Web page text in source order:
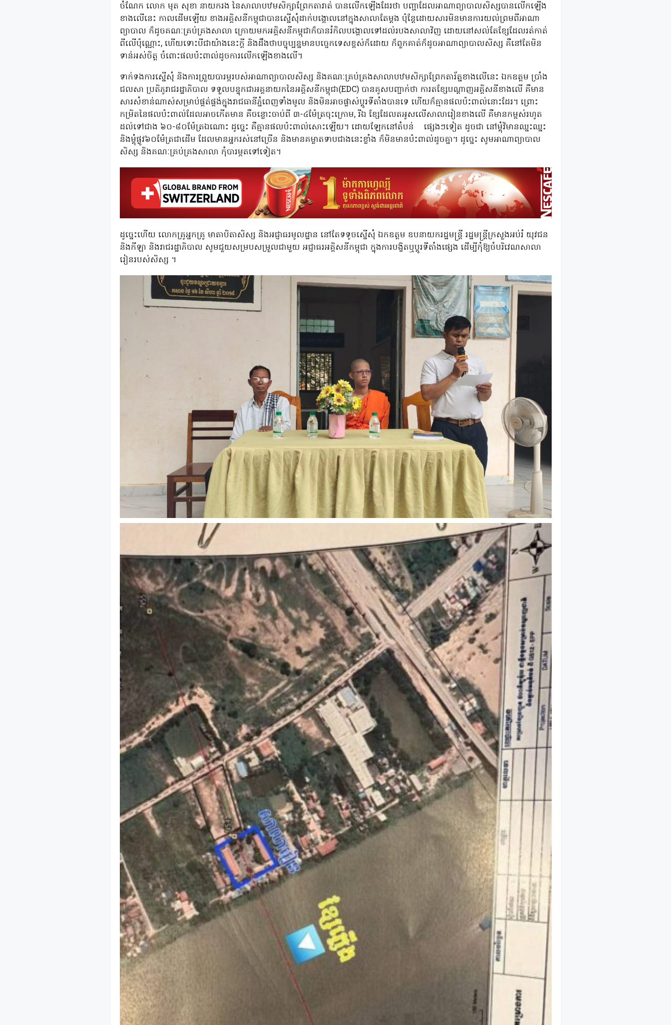
ចំណែក លោក មុត សុខា នាយករង នៃសាលាបឋមសិក្សាព្រែកតារាត់ បានលើកឡើងដែរថា បញ្ហាដែលអាណាព្យាបាលសិស្សបានលើកឡើង
ខាងលើនេះ កាលដើមឡើយ ខាងអគ្គិសនីកម្ពុជាបានស្នើសុំដាក់បង្គោលនៅក្នុងសាលាតែម្តង ប៉ុន្តែដោយសារមិនមានការយល់ព្រមពីអាណា
ព្យាបាល ក៏ដូចគណៈគ្រប់គ្រងសាលា ក្រោយមកអគ្គិសនីកម្ពុជាក៏បានរំកិលបង្គោលទៅដល់របងសាលាវិញ ដោយនៅសល់តែខ្សែដែលរត់កាត់
ពីលើប៉ុណ្ណោះ, ហើយទោះបីជាយ៉ាងនេះក្តី និងដឹងថាបច្ចុប្បន្នមានបច្ចេកទេសខ្ពស់ក៏ដោយ ក៏ពួកគាត់ក៏ដូចអាណាព្យាបាលសិស្ស គឺនៅតែមិន
ទាន់អស់ចិត្ត ចំពោះផលប៉ះពាល់ដូចការលើកឡើងខាងលើ។
ទាក់ទងការស្នើសុំ និងការព្រួយបារម្ភរបស់អាណាព្យាបាលសិស្ស និងគណៈគ្រប់គ្រងសាលាបឋមសិក្សាព្រែកតារ័ត្នខាងលើនេះ ឯកឧត្តម ប្រាំង
ជលសា ប្រតិភូរាជរដ្ឋាភិបាល ទទួលបន្ទុកជាអគ្គនាយកនៃអគ្គិសនីកម្ពុជា(EDC) បានគូសបញ្ជាក់ថា ការតខ្សែបណ្តាញអគ្គិសនីខាងលើ គឺមាន
សារសំខាន់ណាស់សម្រាប់ផ្គត់ផ្គង់ក្នុងរាជធានីភ្នំពេញទាំងមូល និងមិនអាចផ្លាស់ប្តូរទីតាំងបានទេ ហើយក៏គ្មានផលប៉ះពាល់នោះដែរ។ ព្រោះ
កម្រិតនៃផលប៉ះពាល់ដែលអាចកើតមាន គឺចន្លោះចាប់ពី ៣-៤ម៉ែត្រចុះក្រោម, រីឯ ខ្សែដែលតអូសលើសាលារៀនខាងលើ គឺមានកម្ពស់រហូត
ដល់ទៅជាង ៦០-៨០ម៉ែត្រឯណោះ ដូច្នេះ គឺគ្មានផលប៉ះពាល់សោះឡើយ។ ដោយឡែកនៅតំបន់ ផ្សេងៗទៀត ដូចជា នៅម្តុំវិមានឈ្នះឈ្នះ
និងម្តុំផ្លូវ៦០ម៉ែត្រជាដើម ដែលមានអ្នករស់នៅច្រើន និងមានគម្លាតទាបជាងនេះខ្លាំង ក៏មិនមានប៉ះពាល់ដូចគ្នា។ ដូច្នេះ សូមអាណាព្យាបាល
សិស្ស និងគណៈគ្រប់គ្រងសាលា កុំបារម្ភតទៅទៀត។
ដូច្នេះហើយ លោកគ្រូអ្នកគ្រូ មាតាបិតាសិស្ស និងអជ្ញាធរមូលដ្ឋាន នៅតែទទូចស្នើសុំ ឯកឧត្តម ឧបនាយករដ្ឋមន្ត្រី រដ្ឋមន្ត្រីក្រសួងអប់រំ យុវជន
និងកីឡា និងរាជរដ្ឋាភិបាល សូមជួយសម្របសម្រួលជាមួយ អជ្ញាធរអគ្គិសនីកម្ពុជា ក្នុងការបង្ខិតឬប្តូរទីតាំងផ្សេង ដើម្បីកុំឱ្យចំបរិវេណសាលា
រៀនរបស់សិស្ស ។